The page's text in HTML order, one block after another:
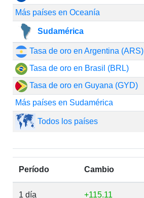
Más países en Oceanía
Sudamérica
Tasa de oro en Argentina (ARS)
Tasa de oro en Brasil (BRL)
Tasa de oro en Guyana (GYD)
Más países en Sudamérica
Todos los países
Período Cambio
1 día +115.11